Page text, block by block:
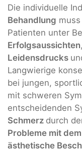
Die individuelle
Behandlung
Patienten unter
Erfolgsaussichten
Leidensdrucks
Langwierige
bei jungen,
mit schweren
entscheidenden
Schmerz durch
Probleme mit
ästhetische